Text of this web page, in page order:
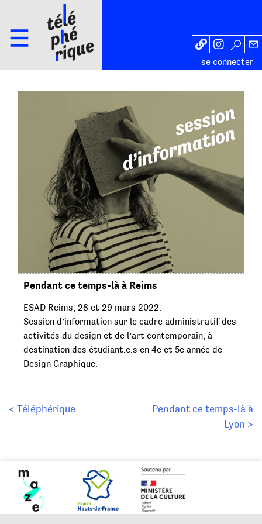
se connecter
Pendant ce temps-là à Reims
ESAD Reims, 28 et 29 mars 2022.
Session d’information sur le cadre administratif des
activités du design et de l’art contemporain, à
destination des étudiant.e.s en 4e et 5e année de
Design Graphique.
Navigation
< Téléphérique
Pendant ce temps-là à
Lyon >